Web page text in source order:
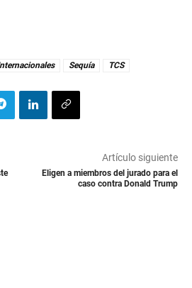
Sequía TCS
Artículo siguiente
Eligen a miembros del jurado para el
caso contra Donald Trump